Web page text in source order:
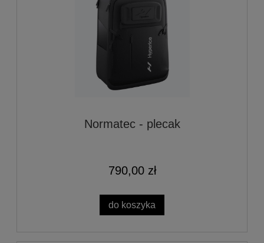
Normatec - plecak
790,00 zł
do koszyka